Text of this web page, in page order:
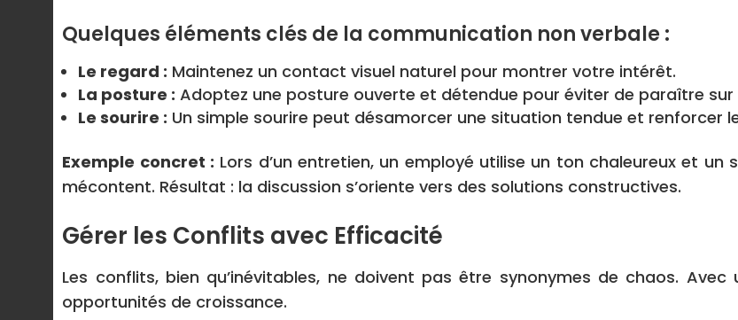
Quelques éléments clés de la communication non verbale :
Le regard : Maintenez un contact visuel naturel pour montrer votre intérêt.
La posture : Adoptez une posture ouverte et détendue pour éviter de paraître sur
Le sourire : Un simple sourire peut désamorcer une situation tendue et renforcer
Exemple concret : Lors d’un entretien, un employé utilise un ton chaleureux et
mécontent. Résultat : la discussion s’oriente vers des solutions constructives.
Gérer les Conflits avec Efficacité
Les conflits, bien qu’inévitables, ne doivent pas être synonymes de chaos.
opportunités de croissance.